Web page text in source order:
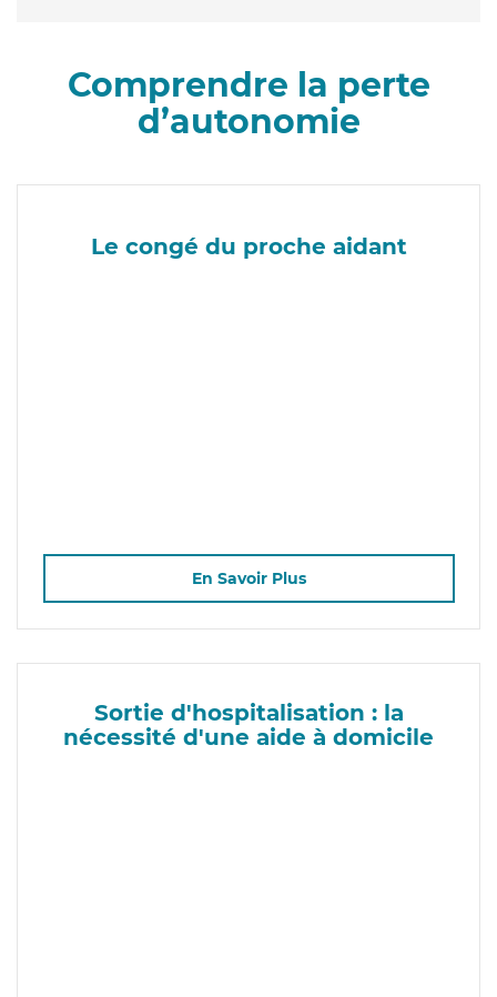
Comprendre la perte
d’autonomie
Le congé du proche aidant
En Savoir Plus
Sortie d'hospitalisation : la
nécessité d'une aide à domicile